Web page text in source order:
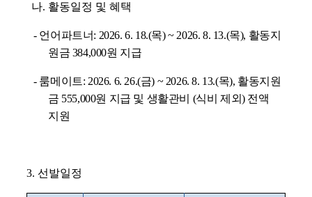
나. 활동일정 및 혜택
- 언어파트너: 2026. 6. 18.(목) ~ 2026. 8. 13.(목), 활동지
원금 384,000원 지급
- 룸메이트: 2026. 6. 26.(금) ~ 2026. 8. 13.(목), 활동지원
금 555,000원 지급 및 생활관비 (식비 제외) 전액
지원
3. 선발일정